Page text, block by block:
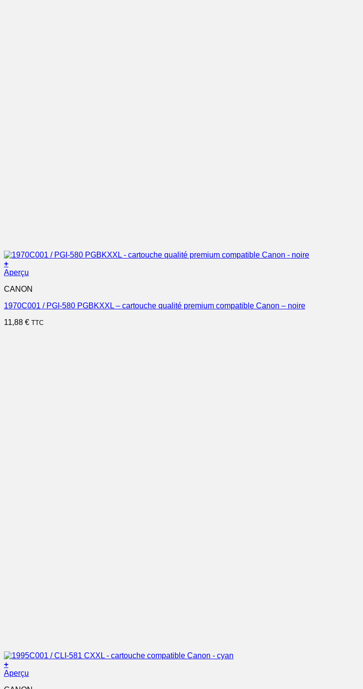
+
Aperçu
CANON
1970C001 / PGI-580 PGBKXXL – cartouche qualité premium compatible Canon – noire
11,88 € TTC
+
Aperçu